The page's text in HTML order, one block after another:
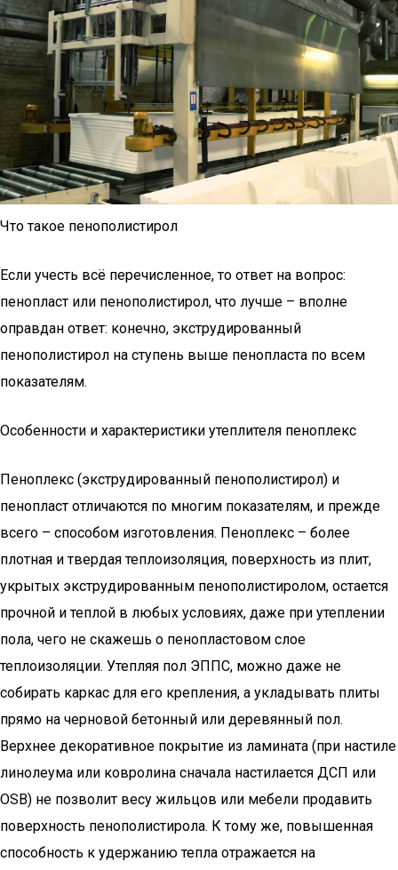
Что такое пенополистирол
Если учесть всё перечисленное, то ответ на вопрос:
пенопласт или пенополистирол, что лучше – вполне
оправдан ответ: конечно, экструдированный
пенополистирол на ступень выше пенопласта по всем
показателям.
Особенности и характеристики утеплителя пеноплекс
Пеноплекс (экструдированный пенополистирол) и
пенопласт отличаются по многим показателям, и прежде
всего – способом изготовления. Пеноплекс – более
плотная и твердая теплоизоляция, поверхность из плит,
укрытых экструдированным пенополистиролом, остается
прочной и теплой в любых условиях, даже при утеплении
пола, чего не скажешь о пенопластовом слое
теплоизоляции. Утепляя пол ЭППС, можно даже не
собирать каркас для его крепления, а укладывать плиты
прямо на черновой бетонный или деревянный пол.
Верхнее декоративное покрытие из ламината (при настиле
линолеума или ковролина сначала настилается ДСП или
OSB) не позволит весу жильцов или мебели продавить
поверхность пенополистирола. К тому же, повышенная
способность к удержанию тепла отражается на